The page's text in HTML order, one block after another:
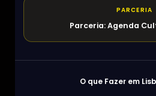
PARCERIA
Parceria: Agenda
O que Fazer em